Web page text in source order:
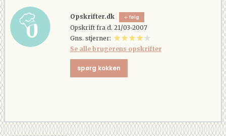
Opskrifter.dk følg
Opskrift fra d. 21/03-2007
Gns. stjerner:
Se alle brugerens opskrifter
spørg kokken